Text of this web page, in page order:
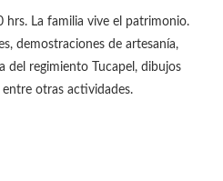
hrs. La familia vive el patrimonio.
demostraciones de artesanía,
del regimiento Tucapel, dibujos
entre otras actividades.